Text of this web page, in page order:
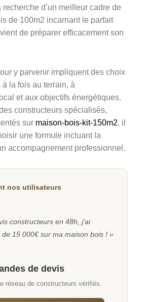
d’un meilleur cadre de
de 100m2 incarnant le parfait
de préparer efficacement son
y parvenir impliquent des choix
la fois au terrain, à
et aux objectifs énergétiques.
constructeurs spécialisés,
sur maison-bois-kit-150m2, il
une formule incluant la
accompagnement professionnel.
nos utilisateurs
constructeurs en 48h, j'ai
15 000€ sur ma maison bois ! »
de devis
réseau de constructeurs vérifiés.